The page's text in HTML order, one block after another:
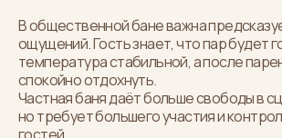
В общественной бане важна
ощущений. Гость знает, что пар будет
температура стабильной, а после
спокойно отдохнуть.
Частная баня даёт больше свободы в
но требует большего участия и
Мы ждём вас в Наших банях и будем
рады организовать для вас
отличный отдых.